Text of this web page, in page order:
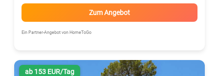
Zum Angebot
Ein Partner-Angebot von HomeToGo
ab 153 EUR/Tag